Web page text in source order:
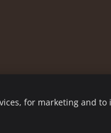
for marketing and to